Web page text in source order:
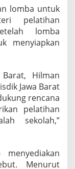
lomba untuk
pelatihan
lomba
menyiapkan
Hilman
Jawa Barat
rencana
pelatihan
sekolah,”
Menurut